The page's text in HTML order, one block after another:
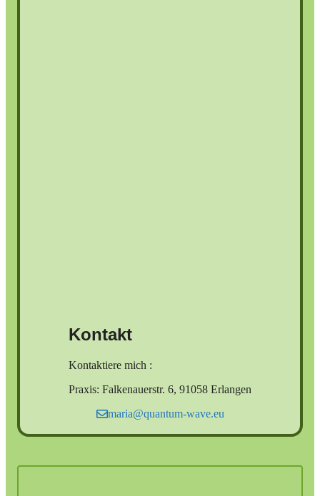
Kontakt
Kontaktiere mich :
Praxis: Falkenauerstr. 6, 91058 Erlangen
maria@quantum-wave.eu